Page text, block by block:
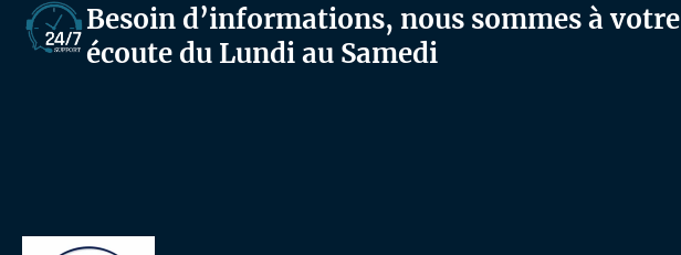
Besoin d’informations, nous sommes à votre
écoute du Lundi au Samedi